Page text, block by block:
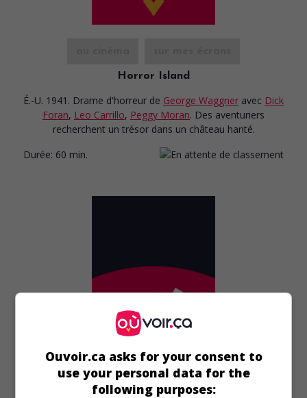
Horror Island
É.-U. 1941. Drame d'horreur de George Waggner avec Dick
Foran, Leo Carrillo, Peggy Moran. Des aventuriers
recherchent un trésor dans un château hanté.
Durée: 60 min.
Ouvoir.ca asks for your consent to
use your personal data for the
following purposes: